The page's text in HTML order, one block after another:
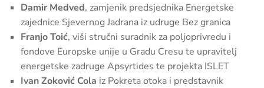
Damir Medved, zamjenik predsjednika Energetske
zajednice Sjevernog Jadrana iz udruge Bez granica
Franjo Toić, viši stručni suradnik za poljoprivredu i
fondove Europske unije u Gradu Cresu te upravitelj
energetske zadruge Apsyrtides te projekta ISLET
Ivan Zoković Cola iz Pokreta otoka i predstavnik